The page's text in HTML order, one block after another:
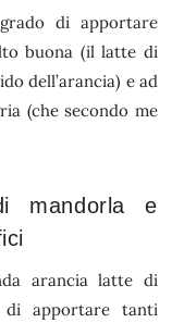
di apportare
buona (il latte di
dell’arancia) e ad
(che secondo me
mandorla e
arancia latte di
apportare tanti